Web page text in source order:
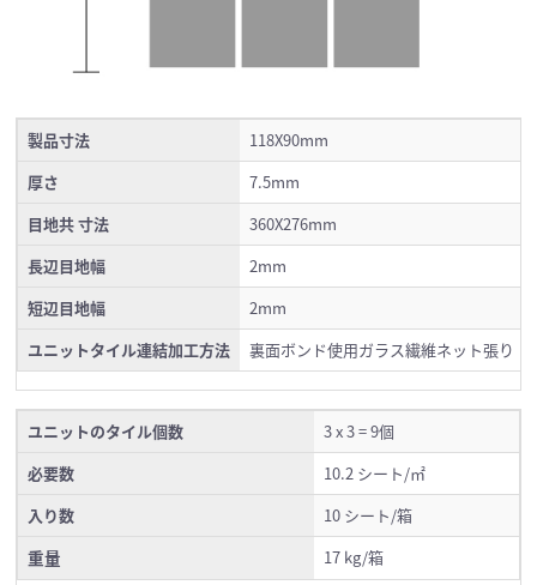
製品寸法
118X90mm
厚さ
7.5mm
目地共 寸法
360X276mm
長辺目地幅
2mm
短辺目地幅
2mm
ユニットタイル連結加工方法
裏面ボンド使用ガラス繊維ネット張り
ユニットのタイル個数
3 x 3 = 9個
必要数
10.2 シート/㎡
入り数
10 シート/箱
重量 17 kg/箱